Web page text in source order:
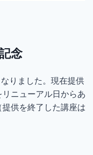
念
りました。現在提供
ニューアル日からあ
供を終了した講座は